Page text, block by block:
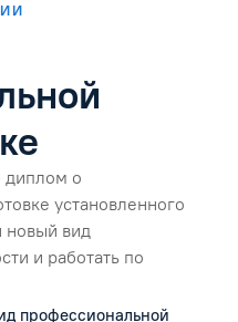
диплом о
установленного
новый вид
и работать по
профессиональной